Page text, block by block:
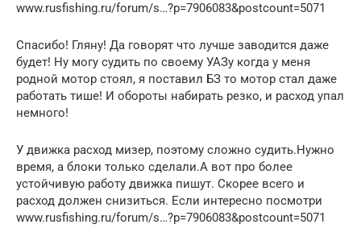
www.rusfishing.ru/forum/s…?p=7906083&postcount=5071
Спасибо! Гляну! Да говорят что лучше заводится даже
будет! Ну могу судить по своему УАЗу когда у меня
родной мотор стоял, я поставил БЗ то мотор стал даже
работать тише! И обороты набирать резко, и расход упал
немного!
У движка расход мизер, поэтому сложно судить.Нужно
время, а блоки только сделали.А вот про более
устойчивую работу движка пишут. Скорее всего и
расход должен снизиться. Если интересно посмотри
www.rusfishing.ru/forum/s…?p=7906083&postcount=5071